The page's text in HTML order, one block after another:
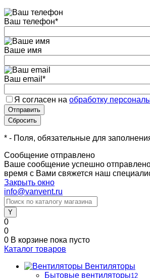
Ваш телефон*
Ваше имя
Ваш email *
Я согласен на обработку
* - Поля, обязательные для
Сообщение отправлено
Ваше сообщение успешно
время с Вами свяжется наш
Закрыть окно
info@vanvent.ru
0
0
0 В корзине пока пусто
Каталог товаров
Вентиляторы
Бытовые вентиляторы12